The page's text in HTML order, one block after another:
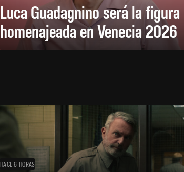
Luca Guadagnino será la figura
homenajeada en Venecia 2026
HACE 6 HORAS